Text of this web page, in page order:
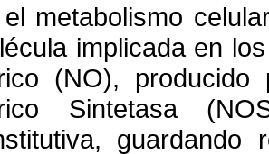
metabolismo
implicada en
(NO), producido
Sintetasa